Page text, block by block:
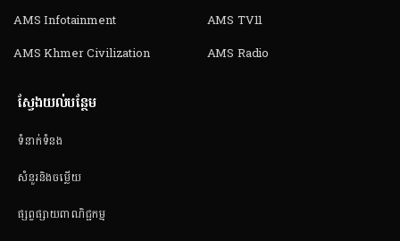
AMS Infotainment
AMS Khmer Civilization
AMS TV11
AMS Radio
ស្វែងយល់បន្ថែម
ទំនាក់ទំនង
សំនួរនិងចម្លើយ
ផ្សព្វផ្សាយពាណិជ្ជកម្ម